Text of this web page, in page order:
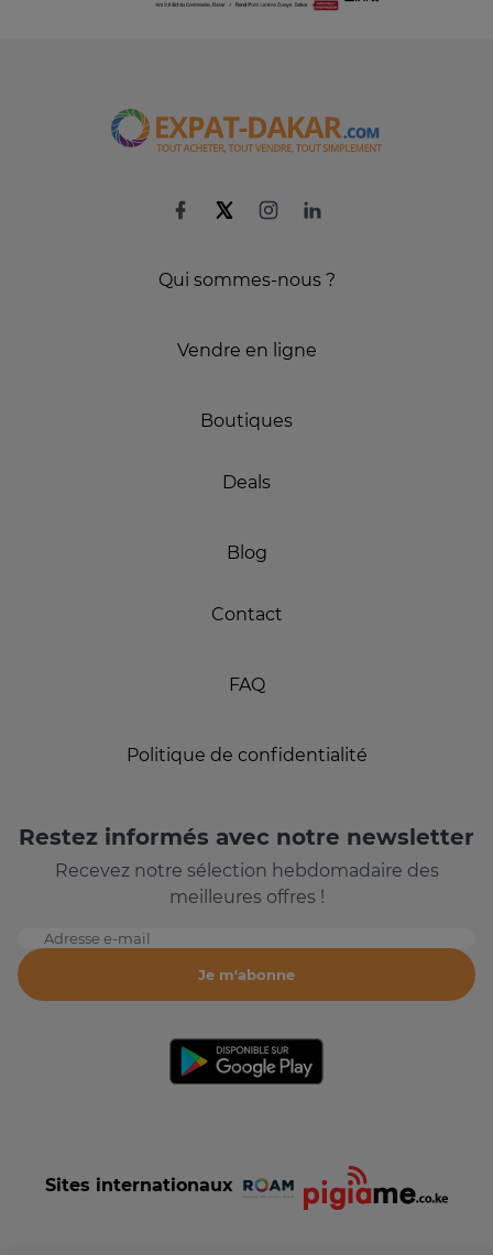
Qui sommes-nous ?
Vendre en ligne
Boutiques
Deals
Blog
Contact
FAQ
Politique de confidentialité
Restez informés avec notre newsletter
Recevez notre sélection hebdomadaire des
meilleures offres !
Adresse e-mail
Je m'abonne
Sites internationaux